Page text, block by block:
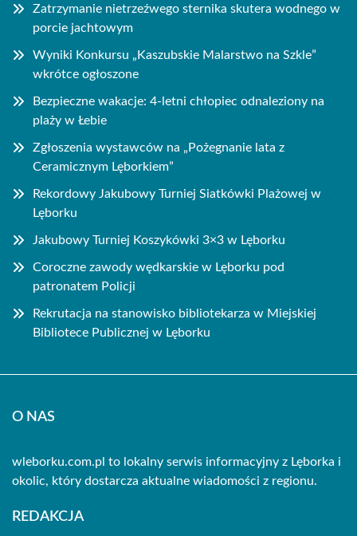
Zatrzymanie nietrzeźwego sternika skutera wodnego w
porcie jachtowym
Wyniki Konkursu „Kaszubskie Malarstwo na Szkle”
wkrótce ogłoszone
Bezpieczne wakacje: 4-letni chłopiec odnaleziony na
plaży w Łebie
Zgłoszenia wystawców na „Pożegnanie lata z
Ceramicznym Lęborkiem”
Rekordowy Jakubowy Turniej Siatkówki Plażowej w
Lęborku
Jakubowy Turniej Koszykówki 3×3 w Lęborku
Coroczne zawody wędkarskie w Lęborku pod
patronatem Policji
Rekrutacja na stanowisko bibliotekarza w Miejskiej
Bibliotece Publicznej w Lęborku
O NAS
wleborku.com.pl to lokalny serwis informacyjny z Lęborka i
okolic, który dostarcza aktualne wiadomości z regionu.
REDAKCJA